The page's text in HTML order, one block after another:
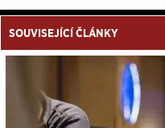
SOUVISEJÍCÍ ČLÁNKY